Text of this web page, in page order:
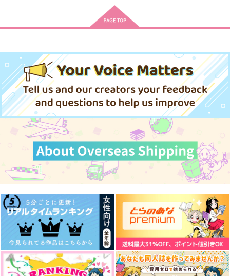
体感予報 2 青と碧 2
きみは最愛のステラ 上下巻 ミルクなきみとビターな彼 2
愛とかいろいろあるところ あなたは俺の運命でしょ！！
うたの☆プリンスさまっ♪HE
★VENSドラマCD「BLACK G
ARDEN-memento-」
春夏秋冬代行者 春の舞 黄泉のツガイ
「40までにしたい10のこと2」
ドラマCD特装盤 (マンガ小冊
子セット)
LIMITLESS(初回限定盤)/蒼井
翔太